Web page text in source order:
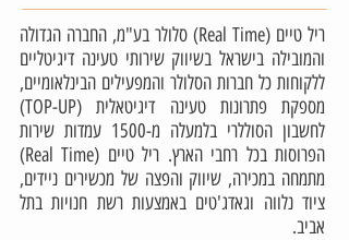
ריל טיים (Real Time) סלולר בע"מ, החברה הגדולה
והמובילה בישראל בשיווק שירותי טעינה דיגיטליים
ללקוחות כל חברות הסלולר והמפעילים הבינלאומיים,
מספקת פתרונות טעינה דיגיטאלית (TOP-UP)
לחשבון הסוללרי בלמעלה מ-1500 עמדות שירות
הפרוסות בכל רחבי הארץ. ריל טיים (Real Time)
מתמחה במכירה, שיווק והפצה של מכשירים ניידים,
ציוד נלווה וגאדג'טים באמצעות רשת חנויות בתל
אביב.